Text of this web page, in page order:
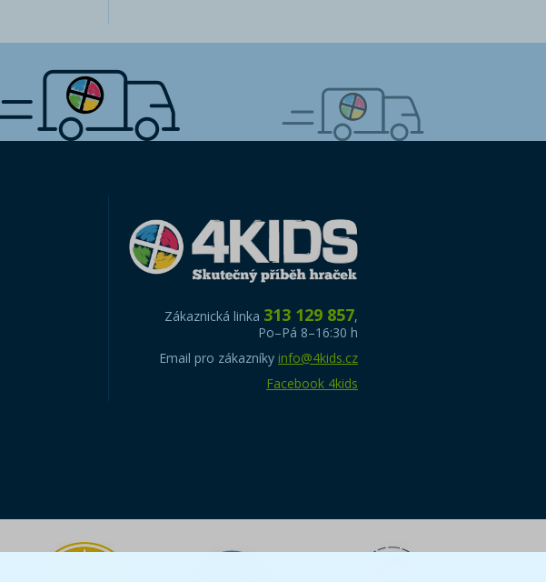
Zákaznická linka 313 129 857,
Po–Pá 8–16:30 h
Email pro zákazníky info@4kids.cz
Facebook 4kids